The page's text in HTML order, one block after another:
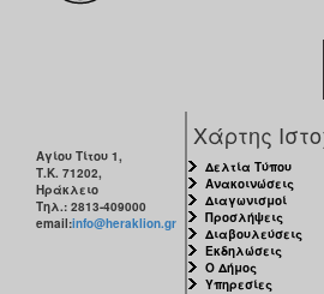
Αγίου Τίτου 1,
Τ.Κ. 71202,
Ηράκλειο
Τηλ.: 2813-409000
email:info@heraklion.gr
Χάρτης
Δελτία Τύπου
Ανακοινώσεις
Διαγωνισμοί
Προσλήψεις
Διαβουλεύσεις
Εκδηλώσεις
Ο Δήμος
Υπηρεσίες